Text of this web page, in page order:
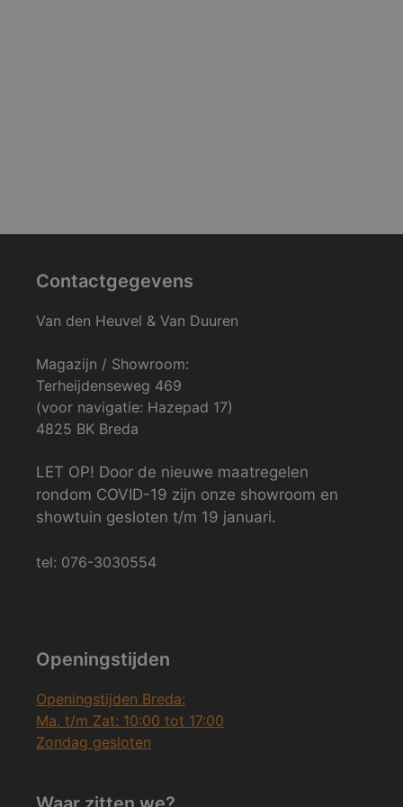
Contactgegevens
Van den Heuvel & Van Duuren
Magazijn / Showroom:
Terheijdenseweg 469
(voor navigatie: Hazepad 17)
4825 BK Breda
LET OP! Door de nieuwe maatregelen
rondom COVID-19 zijn onze showroom en
showtuin gesloten t/m 19 januari.
tel: 076-3030554
Openingstijden
Openingstijden Breda:
Ma. t/m Zat: 10:00 tot 17:00
Zondag gesloten